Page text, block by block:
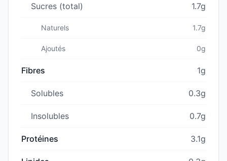
Sucres (total) 1.7g
Naturels 1.7g
Ajoutés 0g
Fibres 1g
Solubles 0.3g
Insolubles 0.7g
Protéines 3.1g